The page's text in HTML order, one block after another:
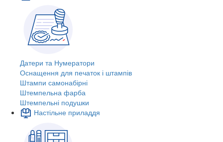
Датери та Нумератори
Оснащення для печаток і штампів
Штампи самонабірні
Штемпельна фарба
Штемпельні подушки
Настільне приладдя